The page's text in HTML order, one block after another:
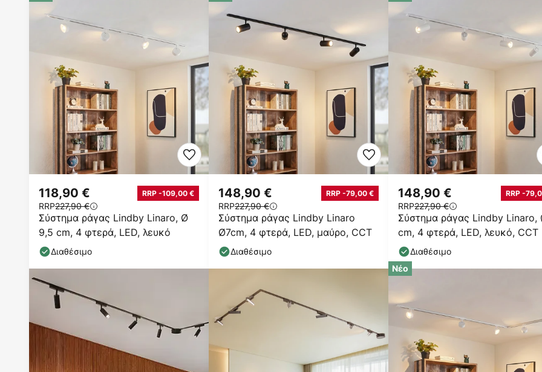
Σύστημα ράγας Lindby Linaro, Ø
9,5 cm, 4 φτερά, LED, λευκό
118,90 € RRP -109,00 €
RRP227,90 €
Διαθέσιμο
Σύστημα ράγας Lindby Linaro
Ø7cm, 4 φτερά, LED, μαύρο, CCT
148,90 € RRP -79,00 €
RRP227,90 €
Διαθέσιμο
Σύστημα ράγας Lindby Linaro,
cm, 4 φτερά, LED, λευκό, CCT
148,90 € RRP -
RRP227,90 €
Διαθέσιμο
Νέο